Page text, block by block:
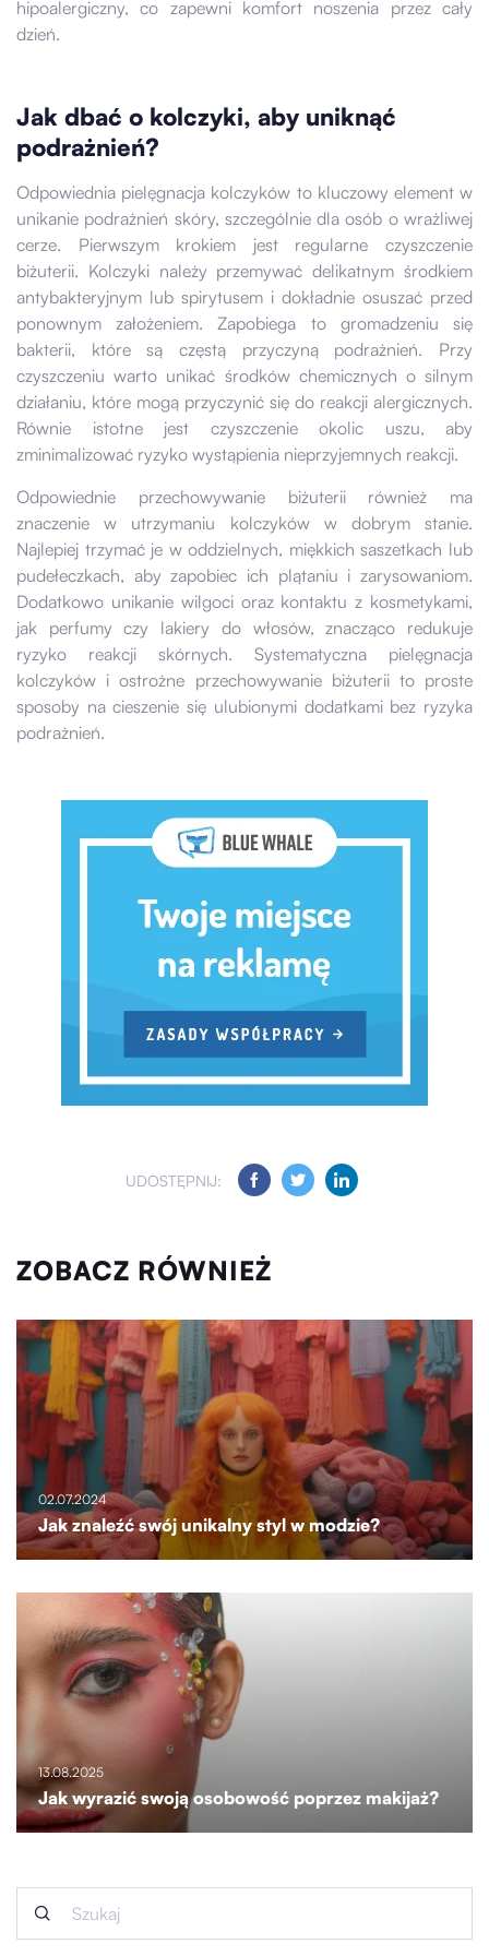
hipoalergiczny, co zapewni komfort noszenia przez cały
dzień.
Jak dbać o kolczyki, aby uniknąć
podrażnień?
Odpowiednia pielęgnacja kolczyków to kluczowy element w
unikanie podrażnień skóry, szczególnie dla osób o wrażliwej
cerze. Pierwszym krokiem jest regularne czyszczenie
biżuterii. Kolczyki należy przemywać delikatnym środkiem
antybakteryjnym lub spirytusem i dokładnie osuszać przed
ponownym założeniem. Zapobiega to gromadzeniu się
bakterii, które są częstą przyczyną podrażnień. Przy
czyszczeniu warto unikać środków chemicznych o silnym
działaniu, które mogą przyczynić się do reakcji alergicznych.
Równie istotne jest czyszczenie okolic uszu, aby
zminimalizować ryzyko wystąpienia nieprzyjemnych reakcji.
Odpowiednie przechowywanie biżuterii również ma
znaczenie w utrzymaniu kolczyków w dobrym stanie.
Najlepiej trzymać je w oddzielnych, miękkich saszetkach lub
pudełeczkach, aby zapobiec ich plątaniu i zarysowaniom.
Dodatkowo unikanie wilgoci oraz kontaktu z kosmetykami,
jak perfumy czy lakiery do włosów, znacząco redukuje
ryzyko reakcji skórnych. Systematyczna pielęgnacja
kolczyków i ostrożne przechowywanie biżuterii to proste
sposoby na cieszenie się ulubionymi dodatkami bez ryzyka
podrażnień.
UDOSTĘPNIJ:
ZOBACZ RÓWNIEŻ
02.07.2024
Jak znaleźć swój unikalny styl w modzie?
13.08.2025
Jak wyrazić swoją osobowość poprzez makijaż?